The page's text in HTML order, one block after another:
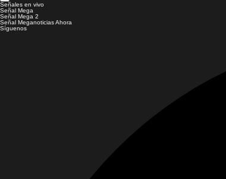
Señales en vivo
Señal Mega
Señal Mega 2
Señal Meganoticias Ahora
Síguenos